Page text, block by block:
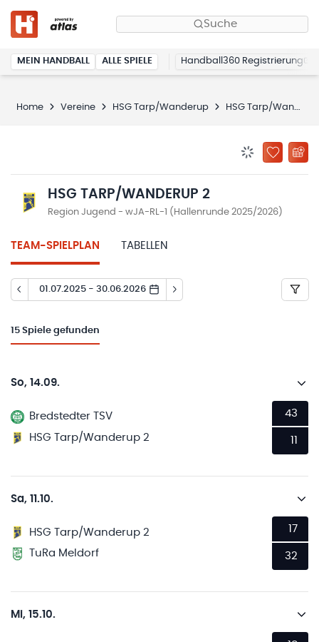
Suche
MEIN HANDBALL ALLE SPIELE Handball360 Registrierung
Home Vereine HSG Tarp/Wanderup HSG Tarp/Wanderup 2
ZU
HSG TARP/WANDERUP 2
Region Jugend - wJA-RL-1 (Hallenrunde 2025/2026)
TEAM-SPIELPLAN TABELLEN
01.07.2025 - 30.06.2026
15 Spiele gefunden
So, 14.09.
Bredstedter TSV
HSG Tarp/Wanderup 2
43
11
Sa, 11.10.
HSG Tarp/Wanderup 2
TuRa Meldorf
17
32
Mi, 15.10.